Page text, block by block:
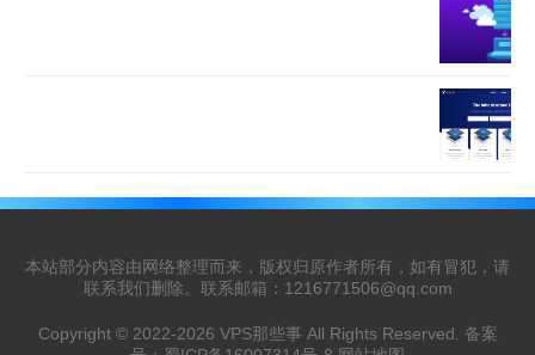
本站部分内容由网络整理而来，版权归原作者所有，如有冒犯，请
联系我们删除。联系邮箱： 1216771506@qq.com
Copyright © 2022-2026 VPS那些事 All Rights Reserved. 备案